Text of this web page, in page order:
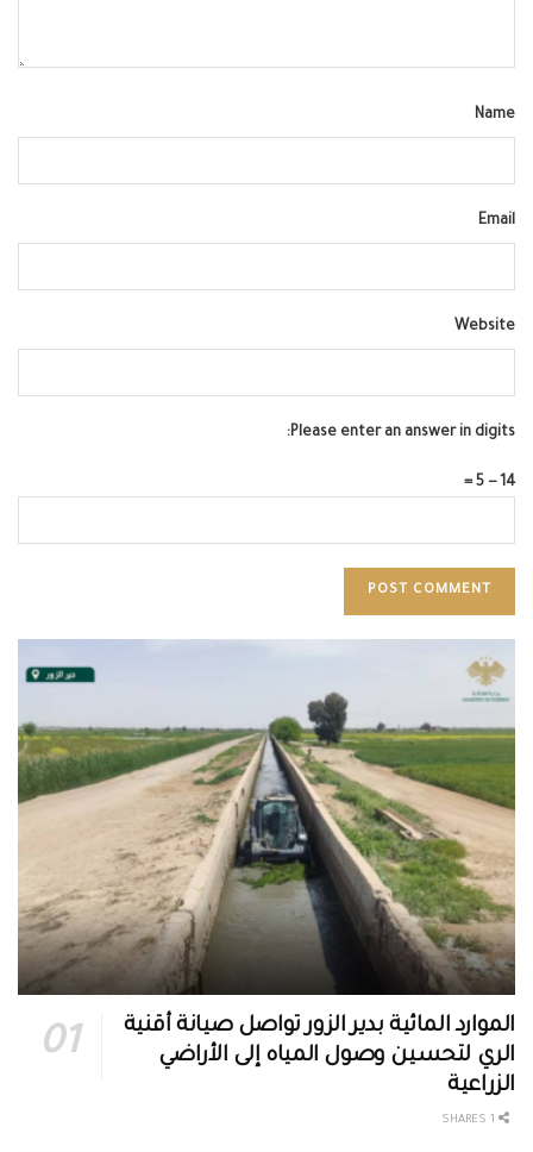
Name
Email
Website
Please enter an answer in digits:
14 − 5 =
الموارد المائية بدير الزور تواصل صيانة أقنية
الري لتحسين وصول المياه إلى الأراضي
الزراعية